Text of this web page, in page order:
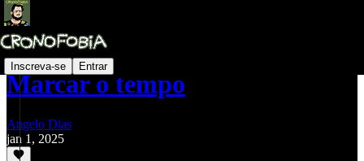
Inscreva-se Entrar
Marcar o tempo
Angelo Dias
jan 1, 2025